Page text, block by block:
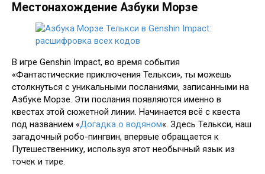
Местонахождение Азбуки Морзе
В игре Genshin Impact, во время события
«Фантастические приключения Телькси», ты можешь
столкнуться с уникальными посланиями, записанными на
Азбуке Морзе. Эти послания появляются именно в
квестах этой сюжетной линии. Начинается всё с квеста
под названием «Догадка о водяном«. Здесь Телькси, наш
загадочный робо-пингвин, впервые обращается к
Путешественнику, используя этот необычный язык из
точек и тире.